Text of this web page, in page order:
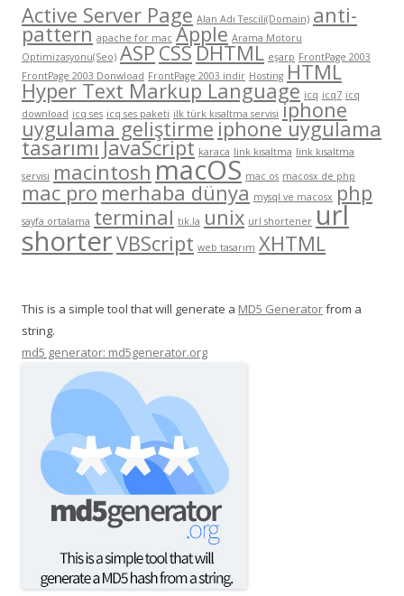
Active Server Page Alan Adı Tescili(Domain) anti-
pattern apache for mac Apple Arama Motoru
Optimizasyonu(Seo) ASPCSSDHTML eşarp FrontPage 2003
FrontPage 2003 Donwload FrontPage 2003 indir Hosting HTML
Hyper Text Markup Language icq icq7 icq
download icq ses icq ses paketi ilk türk kısaltma servisi iphone
uygulama geliştirmeiphone uygulama
tasarımıJavaScript karaca link kısaltma link kısaltma
servisi macintosh macOS mac os macosx de php
mac promerhaba dünya mysql ve macosx php
sayfa ortalama terminal tik.la unix url shortener url
shorterVBScript web tasarım XHTML
This is a simple tool that will generate a MD5 Generatorfrom a
string.
md5 generator: md5generator.org